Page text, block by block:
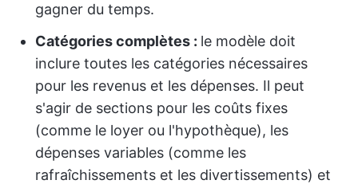
gagner du temps.
Catégories complètes : le modèle doit
inclure toutes les catégories nécessaires
pour les revenus et les dépenses. Il peut
s'agir de sections pour les coûts fixes
(comme le loyer ou l'hypothèque), les
dépenses variables (comme les
rafraîchissements et les divertissements) et